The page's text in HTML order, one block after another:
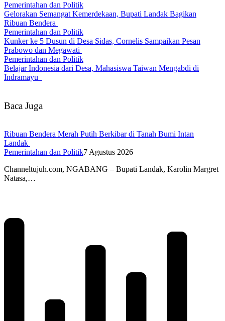
Pemerintahan dan Politik
Gelorakan Semangat Kemerdekaan, Bupati Landak Bagikan
Ribuan Bendera
Pemerintahan dan Politik
Kunker ke 5 Dusun di Desa Sidas, Cornelis Sampaikan Pesan
Prabowo dan Megawati
Pemerintahan dan Politik
Belajar Indonesia dari Desa, Mahasiswa Taiwan Mengabdi di
Indramayu
Baca Juga
Ribuan Bendera Merah Putih Berkibar di Tanah Bumi Intan
Landak
Pemerintahan dan Politik7 Agustus 2026
Channeltujuh.com, NGABANG – Bupati Landak, Karolin Margret
Natasa,…